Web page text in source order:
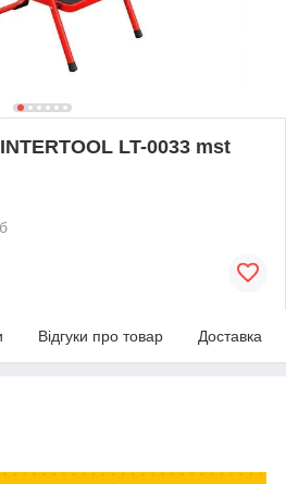
LT-0033 mst
Відгуки про товар Доставка